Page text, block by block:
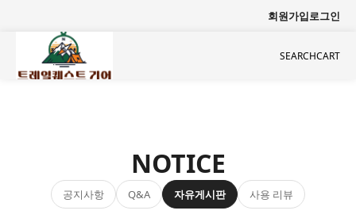
회원가입로그인
SEARCHCART
NOTICE
공지사항 Q&A 자유게시판 사용 리뷰